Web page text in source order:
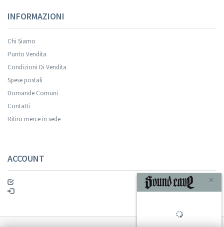
INFORMAZIONI
Chi Siamo
Punto Vendita
Condizioni Di Vendita
Spese postali
Domande Comuni
Contatti
Ritiro merce in sede
ACCOUNT
×